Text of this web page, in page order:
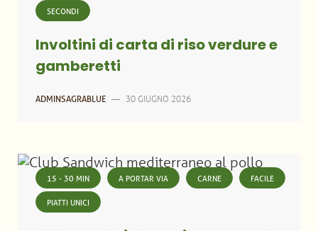
SECONDI
Involtini di carta di riso verdure e
gamberetti
ADMINSAGRABLUE — 30 GIUGNO 2026
15 - 30 MIN A PORTAR VIA CARNE FACILE
PIATTI UNICI